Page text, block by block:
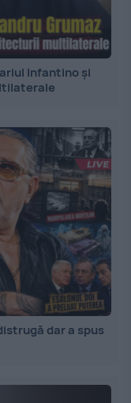
Infantino și
dar a spus